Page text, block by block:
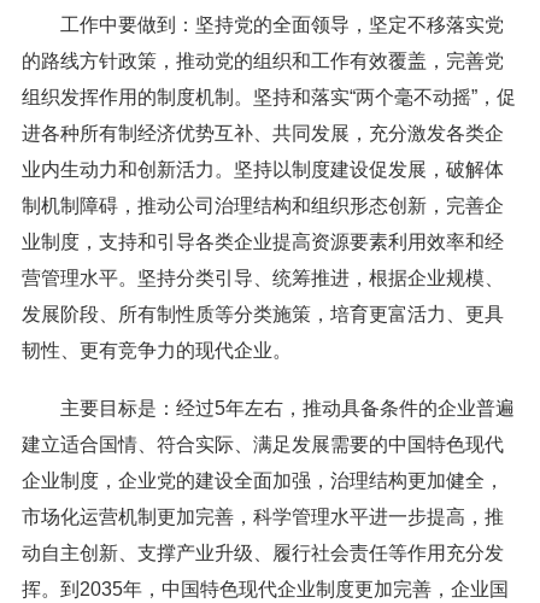
工作中要做到：坚持党的全面领导，坚定不移落实党
的路线方针政策，推动党的组织和工作有效覆盖，完善党
组织发挥作用的制度机制。坚持和落实“两个毫不动摇”，促
进各种所有制经济优势互补、共同发展，充分激发各类企
业内生动力和创新活力。坚持以制度建设促发展，破解体
制机制障碍，推动公司治理结构和组织形态创新，完善企
业制度，支持和引导各类企业提高资源要素利用效率和经
营管理水平。坚持分类引导、统筹推进，根据企业规模、
发展阶段、所有制性质等分类施策，培育更富活力、更具
韧性、更有竞争力的现代企业。
主要目标是：经过5年左右，推动具备条件的企业普遍
建立适合国情、符合实际、满足发展需要的中国特色现代
企业制度，企业党的建设全面加强，治理结构更加健全，
市场化运营机制更加完善，科学管理水平进一步提高，推
动自主创新、支撑产业升级、履行社会责任等作用充分发
挥。到2035年，中国特色现代企业制度更加完善，企业国